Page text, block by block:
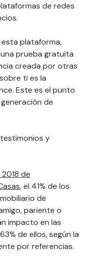
de redes
plataforma,
prueba gratuita
creada por otras
ti es la
Este es el punto
de
y
de
, el 41% de los
de
pariente o
impacto en las
de ellos, según la
por referencias.